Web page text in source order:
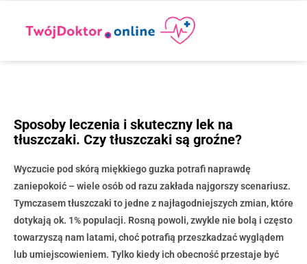
Sposoby leczenia i skuteczny lek na
tłuszczaki. Czy tłuszczaki są groźne?
Wyczucie pod skórą miękkiego guzka potrafi naprawdę
zaniepokoić – wiele osób od razu zakłada najgorszy scenariusz.
Tymczasem tłuszczaki to jedne z najłagodniejszych zmian, które
dotykają ok. 1% populacji. Rosną powoli, zwykle nie bolą i często
towarzyszą nam latami, choć potrafią przeszkadzać wyglądem
lub umiejscowieniem. Tylko kiedy ich obecność przestaje być